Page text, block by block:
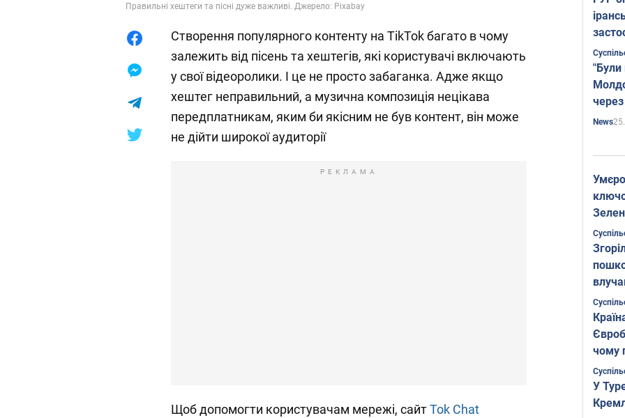
Правильні хештеги та пісні дуже важливі. Джерело: Pixabay
Створення популярного контенту на TikTok багато в чому
залежить від пісень та хештегів, які користувачі включають
у свої відеоролики. І це не просто забаганка. Адже якщо
хештег неправильний, а музична композиція нецікава
передплатникам, яким би якісним не був контент, він може
не дійти широкої аудиторії
РЕКЛАМА
Щоб допомогти користувачам мережі, сайтTok Chat
"Були
News
Фото
чому
У